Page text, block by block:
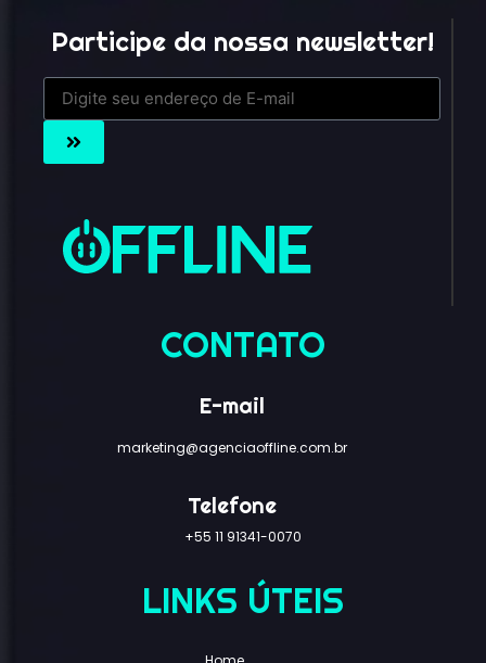
Participe da nossa newsletter!
CONTATO
E-mail
marketing@agenciaoffline.com.br
Telefone
+55 11 91341-0070
LINKS ÚTEIS